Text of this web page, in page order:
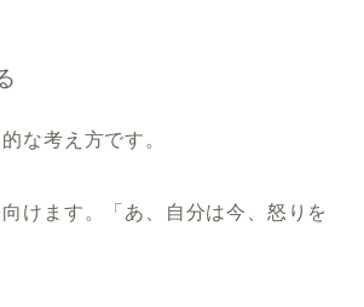
な考え方です。
けます。「あ、自分は今、怒りを